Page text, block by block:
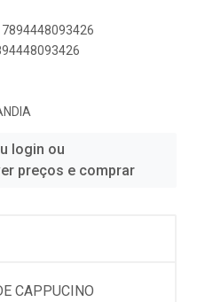
login ou
preços e comprar
CAPPUCINO